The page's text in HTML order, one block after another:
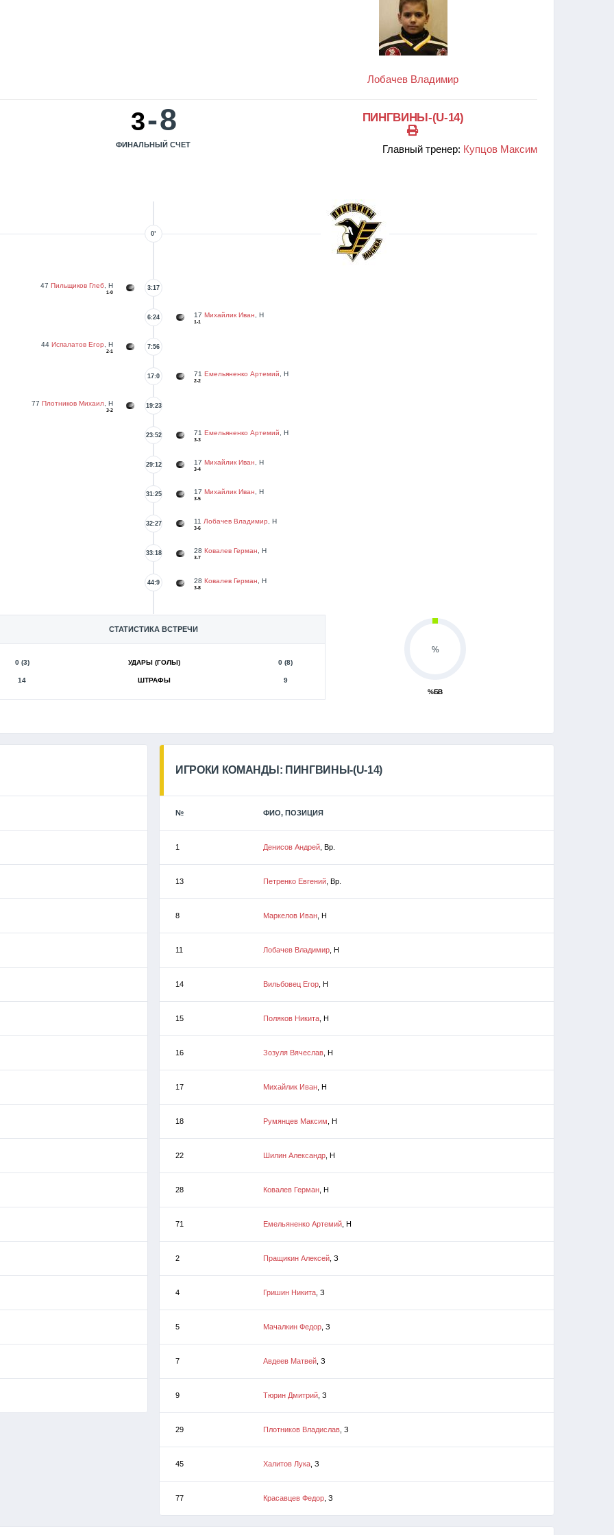
Лобачев Владимир
3-8
ФИНАЛЬНЫЙ СЧЕТ
ПИНГВИНЫ-(U-14)
Главный тренер: Купцов Максим
0’
47 Пильщиков Глеб, Н
1-0
3:17
17 Михайлик Иван, Н
1-1
6:24
44 Испалатов Егор, Н
2-1
7:56
71 Емельяненко Артемий, Н
2-2
17:0
77 Плотников Михаил, Н
3-2
19:23
71 Емельяненко Артемий, Н
3-3
23:52
17 Михайлик Иван, Н
3-4
29:12
17 Михайлик Иван, Н
3-5
31:25
11 Лобачев Владимир, Н
3-6
32:27
28 Ковалев Герман, Н
3-7
33:18
28 Ковалев Герман , Н
3-8
44:9
СТАТИСТИКА ВСТРЕЧИ
0 (3) УДАРЫ (ГОЛЫ) 0 (8)
14 ШТРАФЫ 9
%
%БВ
ИГРОКИ КОМАНДЫ: ПИНГВИНЫ-(U-14)
№ ФИО, ПОЗИЦИЯ
1 Денисов Андрей , Вр.
13 Петренко Евгений , Вр.
8 Маркелов Иван , Н
11 Лобачев Владимир , Н
14 Вильбовец Егор , Н
15 Поляков Никита , Н
16 Зозуля Вячеслав , Н
17 Михайлик Иван , Н
18 Румянцев Максим , Н
22 Шилин Александр , Н
28 Ковалев Герман , Н
71 Емельяненко Артемий , Н
2 Пращикин Алексей , З
4 Гришин Никита , З
5 Мачалкин Федор , З
7 Авдеев Матвей , З
9 Тюрин Дмитрий , З
29 Плотников Владислав , З
45 Халитов Лука , З
77 Красавцев Федор , З